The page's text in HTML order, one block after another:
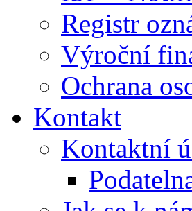
Registr
Výroční
Ochrana
Kontakt
Kontaktní